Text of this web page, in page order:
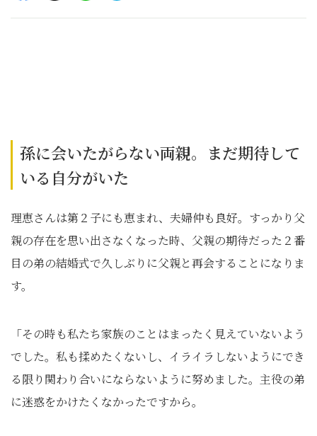
孫に会いたがらない両親。まだ期待して
いる自分がいた
理恵さんは第２子にも恵まれ、夫婦仲も良好。すっかり父
親の存在を思い出さなくなった時、父親の期待だった２番
目の弟の結婚式で久しぶりに父親と再会することになりま
す。
「その時も私たち家族のことはまったく見えていないよう
でした。私も揉めたくないし、イライラしないようにでき
る限り関わり合いにならないように努めました。主役の弟
に迷惑をかけたくなかったですから。